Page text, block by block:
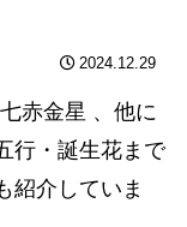
2024.12.29
赤金星 、他に
行・誕生花まで
紹介していま